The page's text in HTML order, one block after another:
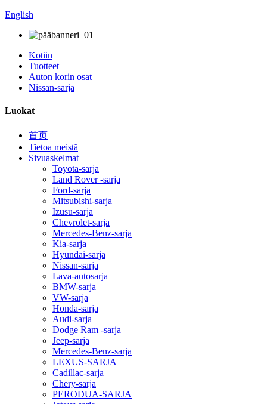
English
Kotiin
Tuotteet
Auton korin osat
Nissan-sarja
Luokat
首页
Tietoa meistä
Sivuaskelmat
Toyota-sarja
Land Rover -sarja
Ford-sarja
Mitsubishi-sarja
Izusu-sarja
Chevrolet-sarja
Mercedes-Benz-sarja
Kia-sarja
Hyundai-sarja
Nissan-sarja
Lava-autosarja
BMW-sarja
VW-sarja
Honda-sarja
Audi-sarja
Dodge Ram -sarja
Jeep-sarja
Mercedes-Benz-sarja
LEXUS-SARJA
Cadillac-sarja
Chery-sarja
PERODUA-SARJA